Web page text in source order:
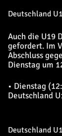
Deutschland
Auch die U19
gefordert. Im
Abschluss
Dienstag um
• Dienstag
Deutschland
Deutschland